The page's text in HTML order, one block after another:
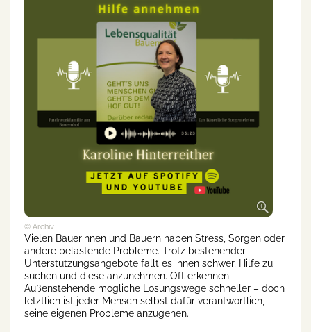
© Archiv
Vielen Bäuerinnen und Bauern haben Stress, Sorgen oder
andere belastende Probleme. Trotz bestehender
Unterstützungsangebote fällt es ihnen schwer, Hilfe zu
suchen und diese anzunehmen. Oft erkennen
Außenstehende mögliche Lösungswege schneller – doch
letztlich ist jeder Mensch selbst dafür verantwortlich,
seine eigenen Probleme anzugehen.